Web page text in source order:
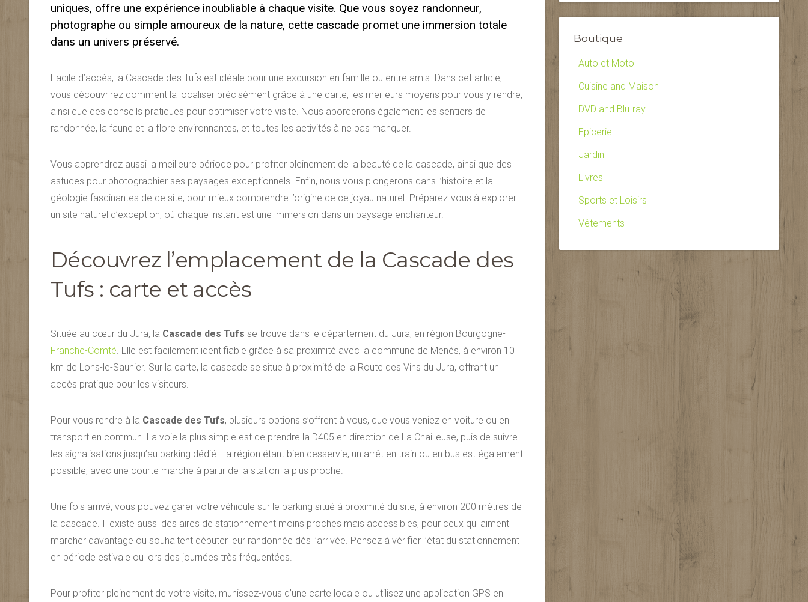
uniques, offre une expérience inoubliable à chaque visite. Que vous soyez randonneur,
photographe ou simple amoureux de la nature, cette cascade promet une immersion totale
dans un univers préservé.
Facile d’accès, la Cascade des Tufs est idéale pour une excursion en famille ou entre amis. Dans cet article,
vous découvrirez comment la localiser précisément grâce à une carte, les meilleurs moyens pour vous y rendre,
ainsi que des conseils pratiques pour optimiser votre visite. Nous aborderons également les sentiers de
randonnée, la faune et la flore environnantes, et toutes les activités à ne pas manquer.
Vous apprendrez aussi la meilleure période pour profiter pleinement de la beauté de la cascade, ainsi que des
astuces pour photographier ses paysages exceptionnels. Enfin, nous vous plongerons dans l’histoire et la
géologie fascinantes de ce site, pour mieux comprendre l’origine de ce joyau naturel. Préparez-vous à explorer
un site naturel d’exception, où chaque instant est une immersion dans un paysage enchanteur.
Découvrez l’emplacement de la Cascade des
Tufs : carte et accès
Située au cœur du Jura, la Cascade des Tufs se trouve dans le département du Jura, en région Bourgogne-
Franche-Comté . Elle est facilement identifiable grâce à sa proximité avec la commune de Menés, à environ 10
km de Lons-le-Saunier. Sur la carte, la cascade se situe à proximité de la Route des Vins du Jura, offrant un
accès pratique pour les visiteurs.
Pour vous rendre à la Cascade des Tufs, plusieurs options s’offrent à vous, que vous veniez en voiture ou en
transport en commun. La voie la plus simple est de prendre la D405 en direction de La Chailleuse, puis de suivre
les signalisations jusqu’au parking dédié. La région étant bien desservie, un arrêt en train ou en bus est également
possible, avec une courte marche à partir de la station la plus proche.
Une fois arrivé, vous pouvez garer votre véhicule sur le parking situé à proximité du site, à environ 200 mètres de
la cascade. Il existe aussi des aires de stationnement moins proches mais accessibles, pour ceux qui aiment
marcher davantage ou souhaitent débuter leur randonnée dès l’arrivée. Pensez à vérifier l’état du stationnement
en période estivale ou lors des journées très fréquentées.
Pour profiter pleinement de votre visite, munissez-vous d’une carte locale ou utilisez une application GPS en
Boutique
Auto et Moto
Cuisine and Maison
DVD and Blu-ray
Epicerie
Jardin
Livres
Sports et Loisirs
Vêtements